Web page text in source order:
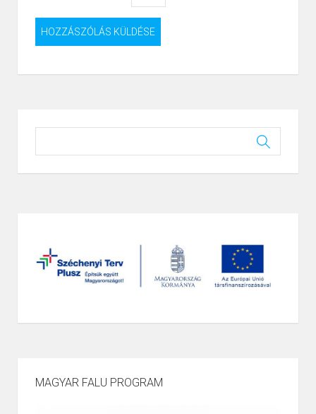
MAGYAR FALU PROGRAM